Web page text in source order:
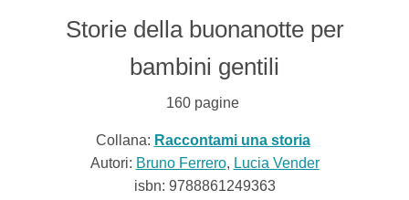
Storie della buonanotte per
bambini gentili
160pagine
Collana: Raccontami una storia
Autori: Bruno Ferrero, Lucia Vender
isbn: 9788861249363